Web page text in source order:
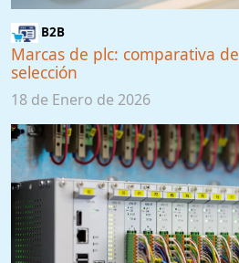
B2B
Marcas de plc: comparativa
selección
18 de Enero de 2026